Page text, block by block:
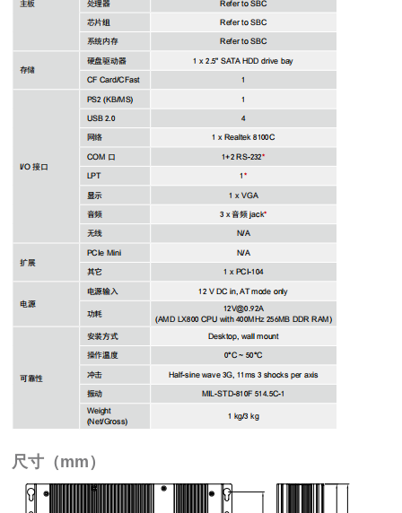
尺寸（mm）